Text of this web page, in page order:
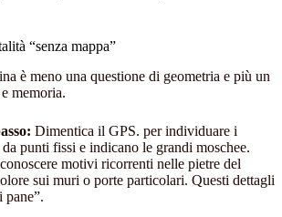
“senza mappa”
è meno una questione di geometria e più un
memoria.
Dimentica il GPS. per individuare i
punti fissi e indicano le grandi moschee.
motivi ricorrenti nelle pietre del
sui muri o porte particolari. Questi dettagli
pane”.